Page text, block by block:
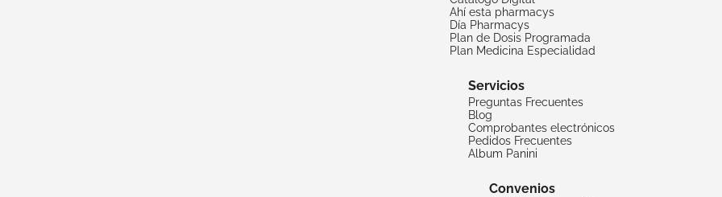
Ahí esta pharmacys
Día Pharmacys
Plan de Dosis Programada
Plan Medicina Especialidad
Servicios
Preguntas Frecuentes
Blog
Comprobantes electrónicos
Pedidos Frecuentes
Album Panini
Convenios